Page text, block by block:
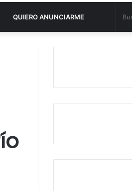
QUIERO ANUNCIARME